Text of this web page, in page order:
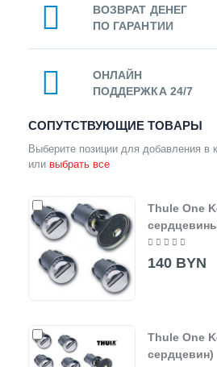
ВОЗВРАТ ДЕНЕГ
ПО ГАРАНТИИ
ОНЛАЙН
ПОДДЕРЖКА 24/7
СОПУТСТВУЮЩИЕ ТОВАРЫ
Выберите позиции для добавления в
или выбрать все
Thule One
140 BYN
Thule One
сердцевин)